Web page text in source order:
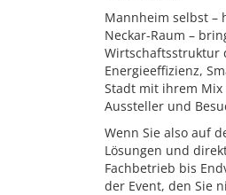
Mannheim selbst –
Neckar-Raum –
Wirtschaftsstruktur
Energieeffizienz,
Stadt mit ihrem Mix
Aussteller und
Wenn Sie also auf
Lösungen und
Fachbetrieb bis
der Event, den Sie